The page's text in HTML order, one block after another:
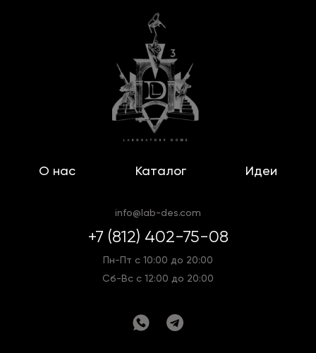
О нас Каталог Идеи
info@lab-des.com
+7 (812) 402-75-08
Пн-Пт с 10:00 до 20:00
Сб-Вс с 12:00 до 20:00